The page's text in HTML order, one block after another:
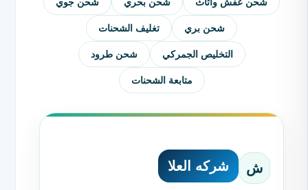
شحن بري تغليف الشحنات
التخليص الجمركي شحن طرود
متابعة الشحنات
ش شركه العلا